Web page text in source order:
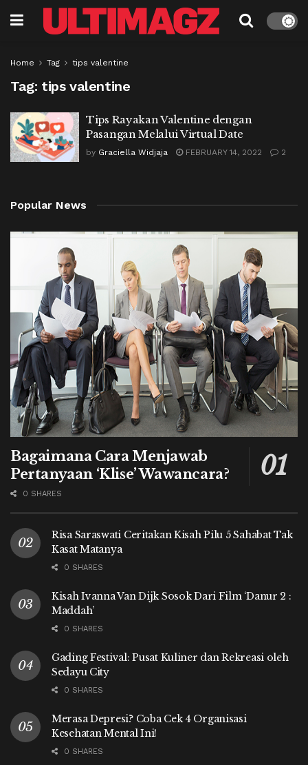
Home Tag tips valentine
Tag: tips valentine
Tips Rayakan Valentine dengan
Pasangan Melalui Virtual Date
by Graciella Widjaja FEBRUARY 14, 2022 2
Popular News
Bagaimana Cara Menjawab
Pertanyaan ‘Klise’ Wawancara?
0 SHARES
Risa Saraswati Ceritakan Kisah Pilu 5 Sahabat Tak
Kasat Matanya
0 SHARES
Kisah Ivanna Van Dijk Sosok Dari Film ‘Danur 2 :
Maddah’
0 SHARES
Gading Festival: Pusat Kuliner dan Rekreasi oleh
Sedayu City
0 SHARES
Merasa Depresi? Coba Cek 4 Organisasi
Kesehatan Mental Ini!
0 SHARES